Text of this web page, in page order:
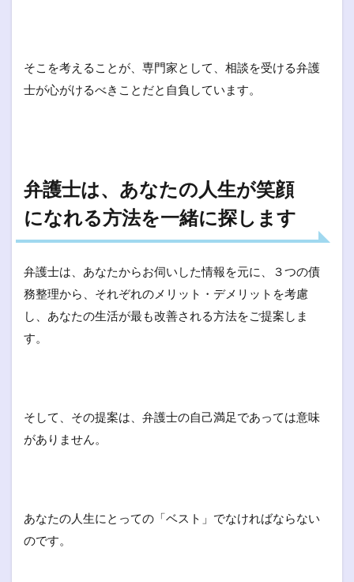
そこを考えることが、専門家として、相談を受ける弁護
士が心がけるべきことだと自負しています。
弁護士は、あなたの人生が笑顔
になれる方法を一緒に探します
弁護士は、あなたからお伺いした情報を元に、３つの債
務整理から、それぞれのメリット・デメリットを考慮
し、あなたの生活が最も改善される方法をご提案しま
す。
そして、その提案は、弁護士の自己満足であっては意味
がありません。
あなたの人生にとっての「ベスト」でなければならない
のです。